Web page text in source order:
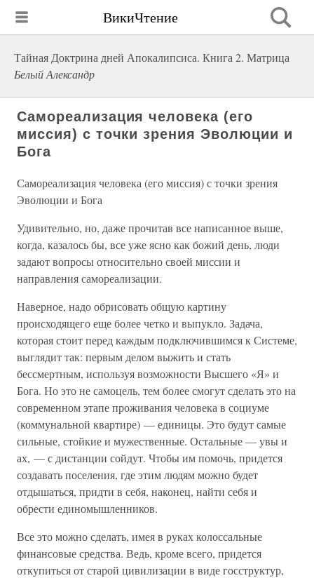
ВикиЧтение
Тайная Доктрина дней Апокалипсиса. Книга 2. Матрица
Белый Александр
Самореализация человека (его
миссия) с точки зрения Эволюции и
Бога
Самореализация человека (его миссия) с точки зрения
Эволюции и Бога
Удивительно, но, даже прочитав все написанное выше,
когда, казалось бы, все уже ясно как божий день, люди
задают вопросы относительно своей миссии и
направления самореализации.
Наверное, надо обрисовать общую картину
происходящего еще более четко и выпукло. Задача,
которая стоит перед каждым подключившимся к Системе,
выглядит так: первым делом выжить и стать
бессмертным, используя возможности Высшего «Я» и
Бога. Но это не самоцель, тем более смогут сделать это на
современном этапе проживания человека в социуме
(коммунальной квартире) — единицы. Это будут самые
сильные, стойкие и мужественные. Остальные — увы и
ах, — с дистанции сойдут. Чтобы им помочь, придется
создавать поселения, где этим людям можно будет
отдышаться, придти в себя, наконец, найти себя и
обрести единомышленников.
Все это можно сделать, имея в руках колоссальные
финансовые средства. Ведь, кроме всего, придется
откупиться от старой цивилизации в виде госструктур,